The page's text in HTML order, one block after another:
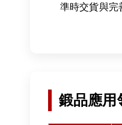
準時交貨與完
鍛品應用